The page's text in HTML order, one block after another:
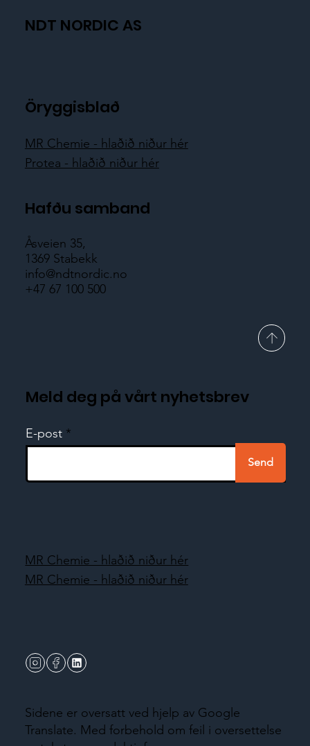
NDT NORDIC AS
Öryggisblað
MR Chemie - hlaðið niður hér
Protea - hlaðið niður hér
Hafðu samband
Åsveien 35,
1369 Stabekk
info@ndtnordic.no
+47 67 100 500
Meld deg på vårt nyhetsbrev
E-post
Send
Sidene er oversatt ved hjelp av Google
Translate. Med forbehold om feil i oversettelse
MR Chemie - hlaðið niður hér
MR Chemie - hlaðið niður hér